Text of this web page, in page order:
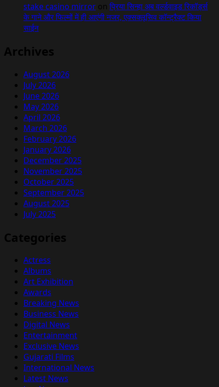
stake casino mirror onप्रिया सिन्हा अब वर्ल्डवाइड रिकॉर्ड्स
के गाने और फिल्मों में ही आएंगी नजर, एक्सक्लूसिव कॉन्ट्रैक्ट किया
साईन
Archives
August 2026
July 2026
June 2026
May 2026
April 2026
March 2026
February 2026
January 2026
December 2025
November 2025
October 2025
September 2025
August 2025
July 2025
Categories
Actress
Albums
Art Exhibition
Awards
Breaking News
Business News
Digital News
Entertainment
Exclusive News
Gujarati Films
International News
Latest News